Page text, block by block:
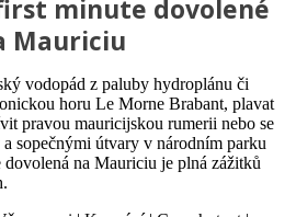
minute dovolené
Mauriciu
vodopád z paluby hydroplánu či
horu Le Morne Brabant, plavat
pravou mauricijskou rumerii nebo se
sopečnými útvary v národním parku
na Mauriciu je plná zážitků